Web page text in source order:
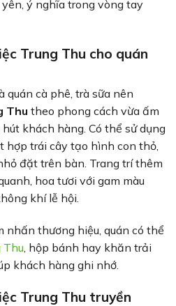
ý nghĩa trong vòng tay
Trung Thu cho quán
quán cà phê, trà sữa nên
Thu theo phong cách vừa ấm
khách hàng. Có thể sử dụng
hợp trái cây tạo hình con thỏ,
đặt trên bàn. Trang trí thêm
hoa tươi với gam màu
khí lễ hội.
nhấn thương hiệu, quán có thể
Thu , hộp bánh hay khăn trải
khách hàng ghi nhớ.
Trung Thu truyền